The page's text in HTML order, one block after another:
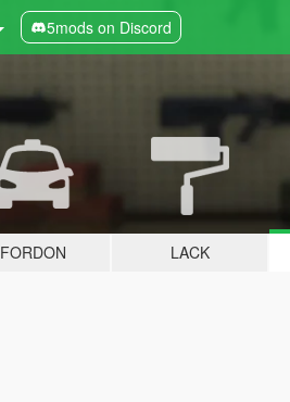
5mods on Discord
FORDON LACK